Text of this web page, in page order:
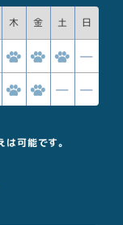
木 金 土 日
可能です。